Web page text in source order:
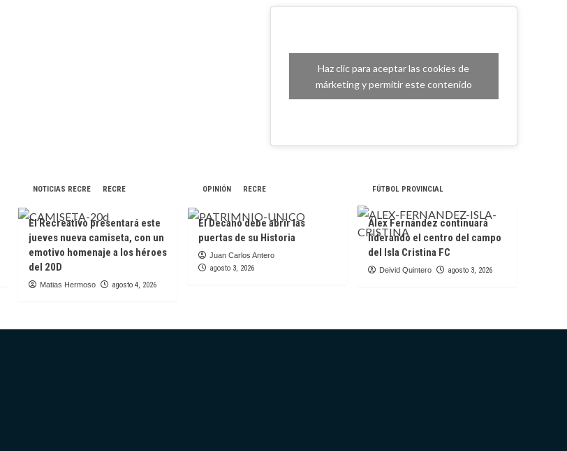
Haz clic para aceptar las cookies de
márketing y permitir este contenido
NOTICIAS RECRE RECRE
El Recreativo presentará este
jueves nueva camiseta, con un
emotivo homenaje a los héroes
del 20D
Matias Hermoso agosto 4, 2026
OPINIÓN RECRE
El Decano debe abrir las
puertas de su Historia
Juan Carlos Antero
agosto 3, 2026
FÚTBOL PROVINCIAL
Álex Fernández continuará
liderando el centro del campo
del Isla Cristina FC
Deivid Quintero agosto 3, 2026